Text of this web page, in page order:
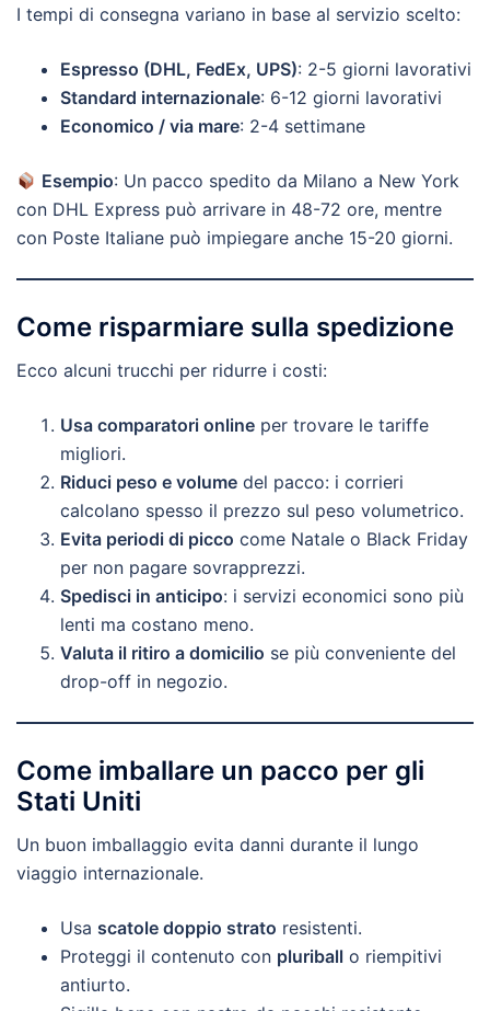
I tempi di consegna variano in base al servizio scelto:
Espresso (DHL, FedEx, UPS): 2-5 giorni lavorativi
Standard internazionale: 6-12 giorni lavorativi
Economico / via mare: 2-4 settimane
Esempio: Un pacco spedito da Milano a New York
con DHL Express può arrivare in 48-72 ore, mentre
con Poste Italiane può impiegare anche 15-20 giorni.
Come risparmiare sulla spedizione
Ecco alcuni trucchi per ridurre i costi:
Usa comparatori online per trovare le tariffe
migliori.
Riduci peso e volume del pacco: i corrieri
calcolano spesso il prezzo sul peso volumetrico.
Evita periodi di picco come Natale o Black Friday
per non pagare sovrapprezzi.
Spedisci in anticipo: i servizi economici sono più
lenti ma costano meno.
Valuta il ritiro a domicilio se più conveniente del
drop-off in negozio.
Come imballare un pacco per gli
Stati Uniti
Un buon imballaggio evita danni durante il lungo
viaggio internazionale.
Usa scatole doppio strato resistenti.
Proteggi il contenuto con pluriball o riempitivi
antiurto.